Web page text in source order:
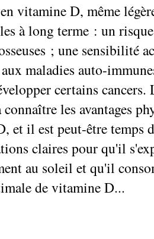
vitamine D, même
à long terme : un
; une sensibilité
maladies auto-
certains
les avantages
et il est peut-être temps
claires pour qu'il
au soleil et qu'il
de vitamine D...